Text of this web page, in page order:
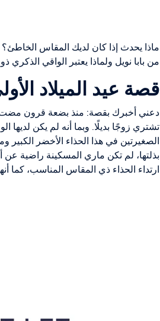
من بابا نويل ولماذا يعتبر الواقي
قصة عيد الميلاد
دعني أخبرك بقصة: منذ بضعة قرون مضت،
تشتري زوجًا بديلًا. وبما أنه لم يكن
الصغيرتين في هذا الحذاء الأخضر
بذلتها، لم تكن ماري المسكينة راضية عن
ارتداء الحذاء ذي المقاس المناسب، كما